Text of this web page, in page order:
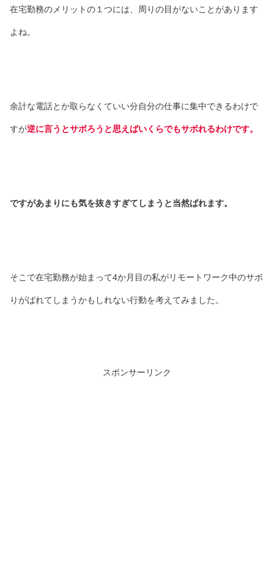
在宅勤務のメリットの１つには、周りの目がないことがあります
よね。
余計な電話とか取らなくていい分自分の仕事に集中できるわけで
すが逆に言うとサボろうと思えばいくらでもサボれるわけです。
ですがあまりにも気を抜きすぎてしまうと当然ばれます。
そこで在宅勤務が始まって4か月目の私がリモートワーク中のサボ
りがばれてしまうかもしれない行動を考えてみました。
スポンサーリンク